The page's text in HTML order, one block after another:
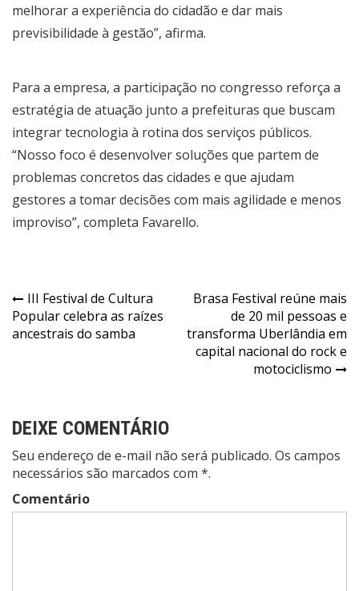
melhorar a experiência do cidadão e dar mais
previsibilidade à gestão”, afirma.
Para a empresa, a participação no congresso reforça a
estratégia de atuação junto a prefeituras que buscam
integrar tecnologia à rotina dos serviços públicos.
“Nosso foco é desenvolver soluções que partem de
problemas concretos das cidades e que ajudam
gestores a tomar decisões com mais agilidade e menos
improviso”, completa Favarello.
Navegação
de
III Festival de Cultura
Popular celebra as raízes
ancestrais do samba
Brasa Festival reúne mais
de 20 mil pessoas e
transforma Uberlândia em
capital nacional do rock e
motociclismo
DEIXE COMENTÁRIO
Seu endereço de e-mail não será publicado. Os campos
necessários são marcados com *.
Comentário